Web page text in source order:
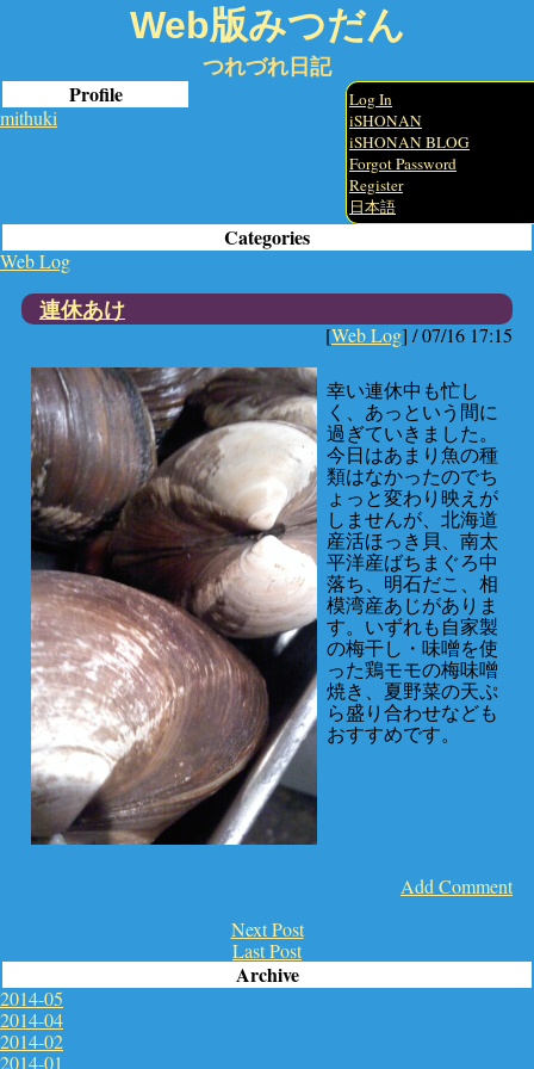
Web版みつだん
つれづれ日記
Profile
mithuki
Log In
iSHONAN
iSHONAN BLOG
Forgot Password
Register
日本語
Categories
Web Log
連休あけ
[Web Log] /07/16 17:15
幸い連休中も忙し
く、あっという間に
過ぎていきました。
今日はあまり魚の種
類はなかったのでち
ょっと変わり映えが
しませんが、北海道
産活ほっき貝、南太
平洋産ばちまぐろ中
落ち、明石だこ、相
模湾産あじがありま
す。いずれも自家製
の梅干し・味噌を使
った鶏モモの梅味噌
焼き、夏野菜の天ぷ
ら盛り合わせなども
おすすめです。
Add Comment
Next Post
Last Post
Archive
2014-05
2014-04
2014-02
2014-01